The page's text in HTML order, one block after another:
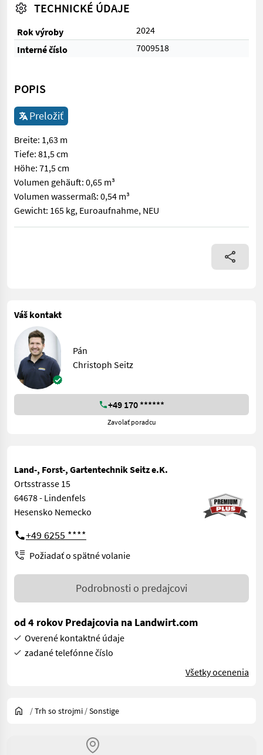
TECHNICKÉ ÚDAJE
Rok výroby
2024
Interné číslo
7009518
POPIS
Preložiť
Breite: 1,63 m
Tiefe: 81,5 cm
Höhe: 71,5 cm
Volumen gehäuft: 0,65 m³
Volumen wassermaß: 0,54 m³
Gewicht: 165 kg, Euroaufnahme, NEU
Breite: 1,63 m Tiefe: 81,5 cm Höhe: 71,5 cm Volumen gehäuft:
Váš kontakt
Pán
Christoph Seitz
+49 170 ******
Zavolať poradcu
Land-, Forst-, Gartentechnik Seitz e.K.
Ortsstrasse 15
64678 - Lindenfels
Hesensko Nemecko
+49 6255 ****
Požiadať o spätné volanie
Podrobnosti o predajcovi
od 4 rokov Predajcovia na Landwirt.com
Overené kontaktné údaje
zadané telefónne číslo
Všetky ocenenia
/Trh so strojmi /Sonstige